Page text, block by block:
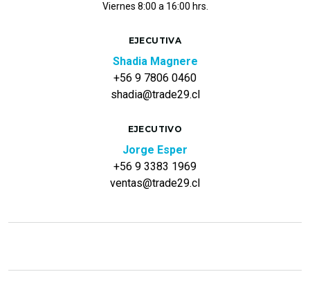
Viernes 8:00 a 16:00 hrs.
EJECUTIVA
Shadia Magnere
+56 9 7806 0460
shadia@trade29.cl
EJECUTIVO
Jorge Esper
+56 9 3383 1969
ventas@trade29.cl